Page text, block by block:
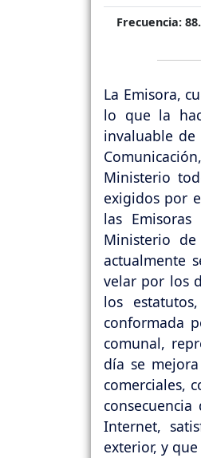
Frecuencia:
La Emisora,
lo que la
invaluable de
Ministerio
exigidos por
las
Ministerio
actualmente
velar por los
los
conformada
comunal,
día se
comerciales,
Internet,
exterior, y